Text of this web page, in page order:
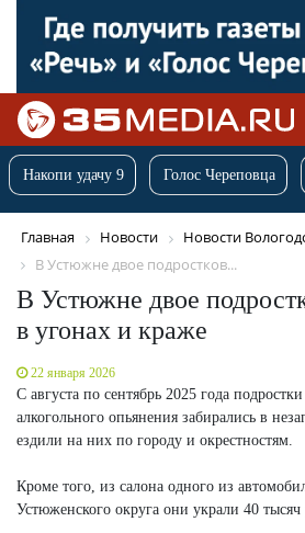
Накопи удачу 9 Голос Череповца
Главная Новости
Новости
В Устюжне двое подростков...
В Устюжне двое
в угонах и краже
22 января 2026
С августа по сентябрь 2025 года
алкогольного опьянения забирались в
ездили на них по городу и окрестностям.
Кроме того, из салона одного из
Устюженского округа они украли 40 тысяч